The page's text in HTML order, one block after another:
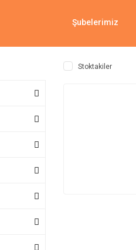
Şubelerimiz
Stoktakiler